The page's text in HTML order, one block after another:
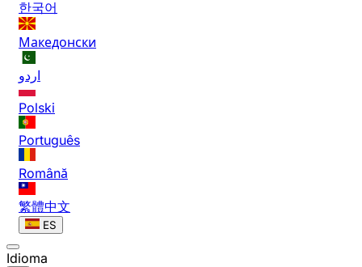
한국어
Македонски
اردو
Polski
Português
Română
繁體中文
ES
Idioma